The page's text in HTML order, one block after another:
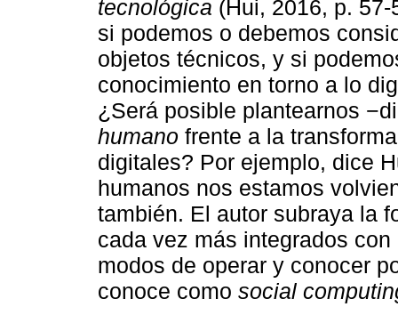
tecnológica (Hui, 2016, p.
si podemos o debemos
objetos técnicos, y si
conocimiento en torno a lo
¿Será posible plantearnos
humano frente a la
digitales? Por ejemplo, dice
humanos nos estamos
también. El autor subraya la
cada vez más integrados
modos de operar y conocer
conoce como social